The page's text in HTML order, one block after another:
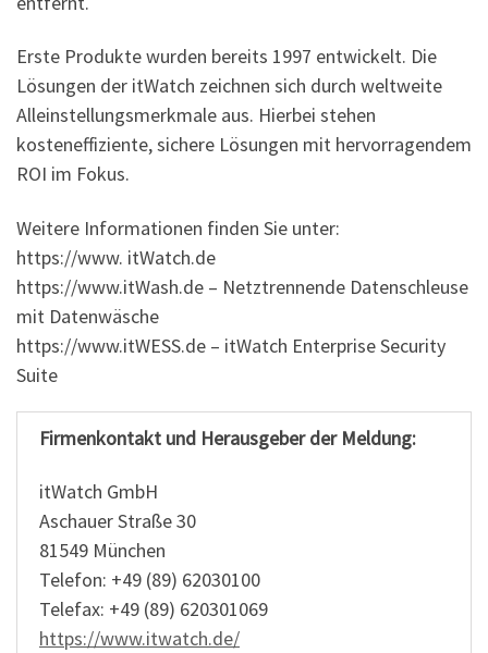
Erste Produkte wurden bereits 1997 entwickelt. Die
Lösungen der itWatch zeichnen sich durch weltweite
Alleinstellungsmerkmale aus. Hierbei stehen
kosteneffiziente, sichere Lösungen mit hervorragendem
ROI im Fokus.
Weitere Informationen finden Sie unter:
https://www. itWatch.de
https://www.itWash.de – Netztrennende Datenschleuse
mit Datenwäsche
https://www.itWESS.de – itWatch Enterprise Security
Suite
Firmenkontakt und Herausgeber der Meldung:
itWatch GmbH
Aschauer Straße 30
81549 München
Telefon: +49 (89) 62030100
Telefax: +49 (89) 620301069
https://www.itwatch.de/